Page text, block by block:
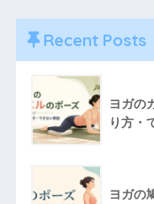
Recent Posts
ヨガの
り方・
ヨガの